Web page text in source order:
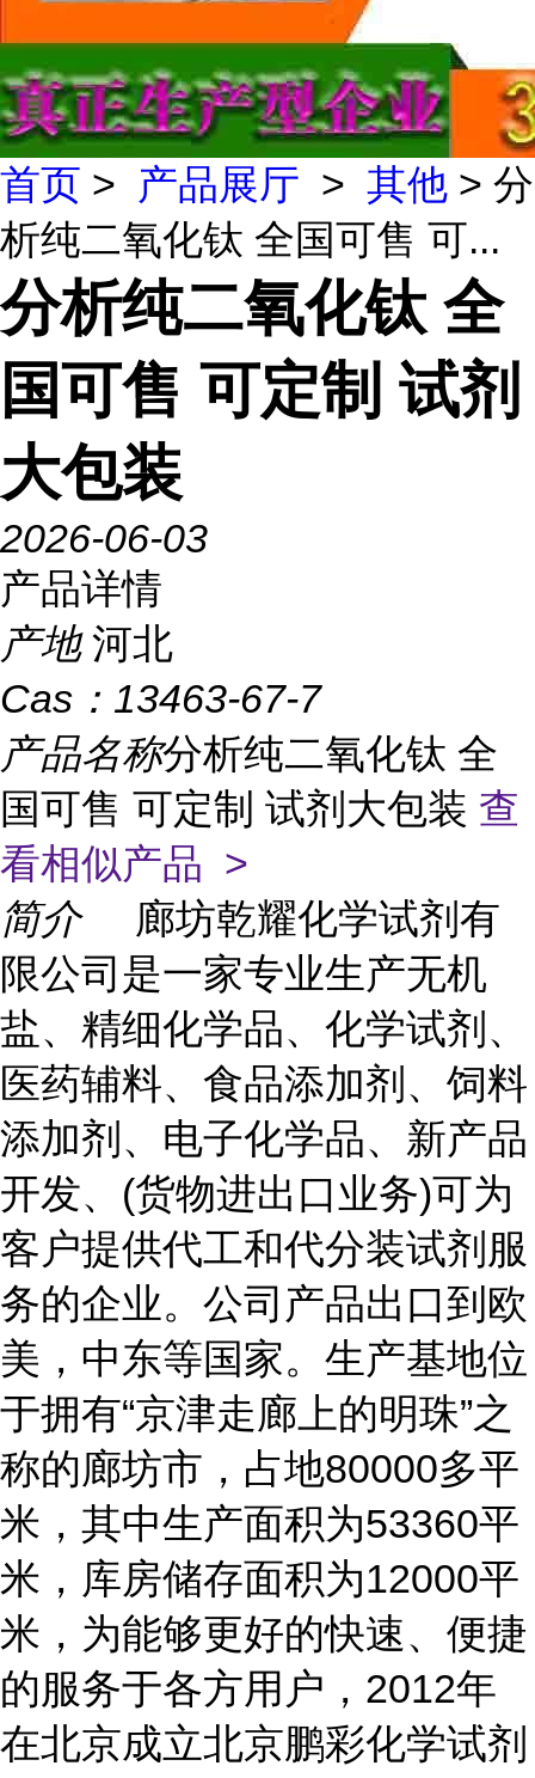
首页 > 产品展厅 > 其他 > 分
析纯二氧化钛 全国可售 可...
分析纯二氧化钛 全
国可售 可定制 试剂
大包装
2026-06-03
产品详情
产地 河北
Cas： 13463-67-7
产品名称分析纯二氧化钛 全
国可售 可定制 试剂大包装 查
看相似产品 >
简介
廊坊乾耀化学试剂有
限公司是一家专业生产无机
盐、精细化学品、化学试剂、
医药辅料、食品添加剂、饲料
添加剂、电子化学品、新产品
开发、(货物进出口业务)可为
客户提供代工和代分装试剂服
务的企业。公司产品出口到欧
美，中东等国家。生产基地位
于拥有“京津走廊上的明珠”之
称的廊坊市，占地80000多平
米，其中生产面积为53360平
米，库房储存面积为12000平
米，为能够更好的快速、便捷
的服务于各方用户，2012年
在北京成立北京鹏彩化学试剂